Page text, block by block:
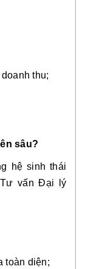
thu;
sâu?
hệ sinh thái
vấn Đại lý
toàn diện;